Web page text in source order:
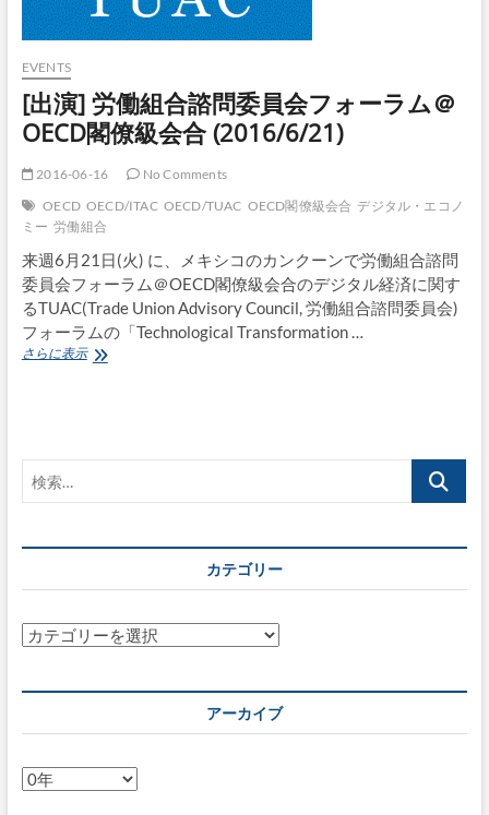
EVENTS
[出演] 労働組合諮問委員会フォーラム＠
OECD閣僚級会合 (2016/6/21)
2016-06-16
No Comments
OECD OECD/ITAC OECD/TUAC OECD閣僚級会合 デジタル・エコノ
ミー 労働組合
来週6月21日(火) に、メキシコのカンクーンで労働組合諮問
委員会フォーラム＠OECD閣僚級会合のデジタル経済に関す
るTUAC(Trade Union Advisory Council, 労働組合諮問委員会)
フォーラムの「Technological Transformation …
さらに表示[出
会
ォ
ラ
ム
会
索…
カテゴリー
カ
ー
アーカイブ
ア